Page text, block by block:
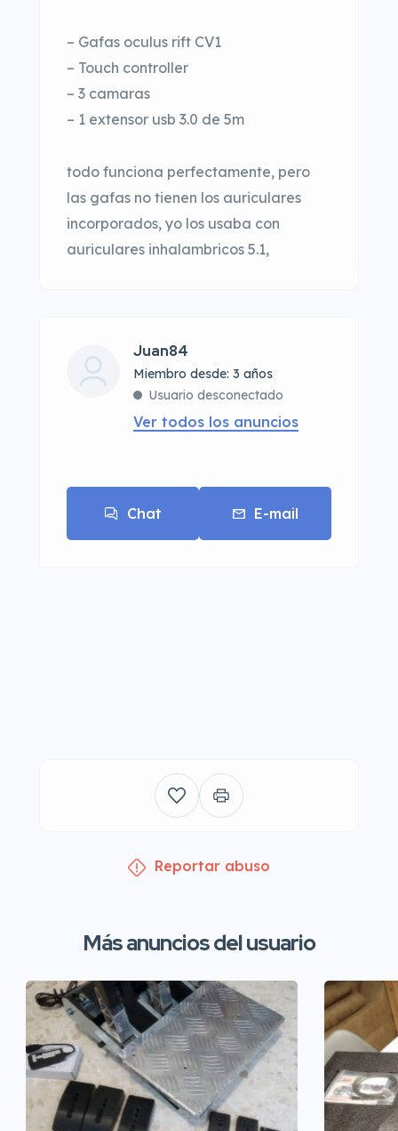
– Gafas oculus rift CV1
– Touch controller
– 3 camaras
– 1 extensor usb 3.0 de 5m
todo funciona perfectamente, pero
las gafas no tienen los auriculares
incorporados, yo los usaba con
auriculares inhalambricos 5.1,
Juan84
Miembro desde: 3 años
Usuario desconectado
Ver todos los anuncios
Chat E-mail
Reportar abuso
Más anuncios del usuario